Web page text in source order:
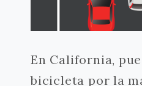
En California,
bicicleta por la